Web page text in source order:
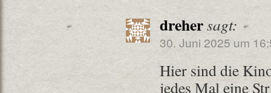
drehersagt:
30. Juni 2025 um
Hier sind die
jedes Mal eine